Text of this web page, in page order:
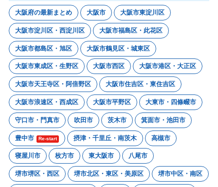
大阪府の最新まとめ 大阪市 大阪市東淀川区
大阪市淀川区・西淀川区 大阪市福島区・此花区
大阪市都島区・旭区 大阪市鶴見区・城東区
大阪市東成区・生野区 大阪市西区 大阪市港区・大正区
大阪市天王寺区・阿倍野区 大阪市住吉区・東住吉区
大阪市浪速区・西成区 大阪市平野区 大東市・四條畷市
守口市・門真市 吹田市 茨木市 箕面市・池田市
豊中市 Re-start 摂津・千里丘・南茨木 高槻市
寝屋川市 枚方市 東大阪市 八尾市
堺市堺区・西区 堺市北区・東区・美原区 堺市中区・南区